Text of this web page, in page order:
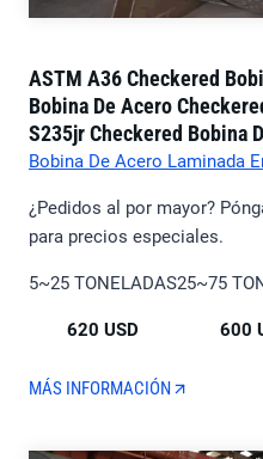
ASTM A36 Checkered
Bobina De Acero
S235jr Checkered Bobina
Bobina De Acero Laminada
¿Pedidos al por mayor?
para precios especiales.
5~25 TONELADAS
620 USD
25~75
600
MÁS INFORMACIÓN